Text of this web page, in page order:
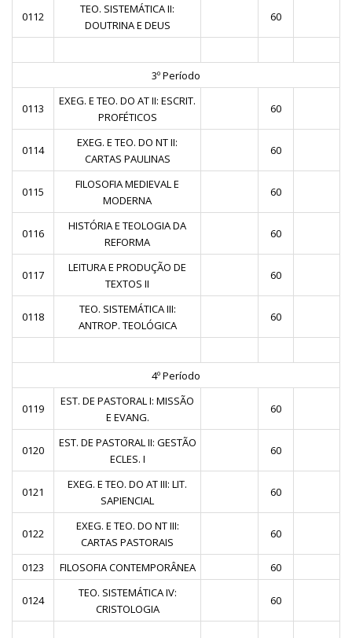
0112
TEO. SISTEMÁTICA II:
DOUTRINA E DEUS
60
3º Período
0113
EXEG. E TEO. DO AT II: ESCRIT.
PROFÉTICOS
60
0114
EXEG. E TEO. DO NT II:
CARTAS PAULINAS
60
0115
FILOSOFIA MEDIEVAL E
MODERNA
60
0116
HISTÓRIA E TEOLOGIA DA
REFORMA
60
0117
LEITURA E PRODUÇÃO DE
TEXTOS II
60
0118
TEO. SISTEMÁTICA III:
ANTROP. TEOLÓGICA
60
4º Período
0119
EST. DE PASTORAL I: MISSÃO
E EVANG.
60
0120
EST. DE PASTORAL II: GESTÃO
ECLES. I
60
0121
EXEG. E TEO. DO AT III: LIT.
SAPIENCIAL
60
0122
EXEG. E TEO. DO NT III:
CARTAS PASTORAIS
60
0123 FILOSOFIA CONTEMPORÂNEA 60
0124
TEO. SISTEMÁTICA IV:
CRISTOLOGIA
60